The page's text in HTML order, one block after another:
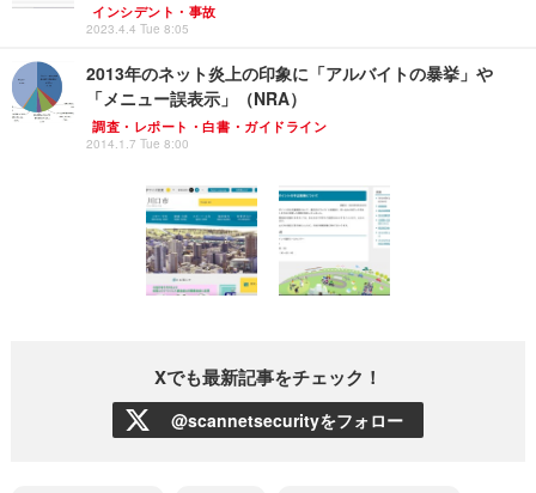
インシデント・事故
2023.4.4 Tue 8:05
2013年のネット炎上の印象に「アルバイトの暴挙」や
「メニュー誤表示」（NRA）
調査・レポート・白書・ガイドライン
2014.1.7 Tue 8:00
Xでも最新記事をチェック！
@scannetsecurityをフォロー